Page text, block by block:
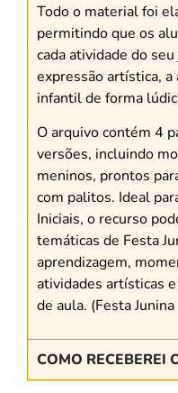
Todo o material foi
permitindo que os
cada atividade do
expressão artística,
infantil de forma
O arquivo contém 4
versões, incluindo
meninos, prontos
com palitos. Ideal
Iniciais, o recurso
temáticas de Festa
aprendizagem,
atividades artísticas
de aula. (Festa Junina
COMO RECEBEREI